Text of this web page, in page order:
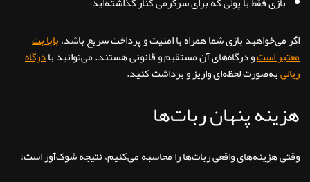
اگر می‌خواهید بازی شما همراه با امنیت و پرداخت سریع باشد،بابا بت
معتبر استو درگاه‌های آن مستقیم و قانونی هستند. می‌توانید بادرگاه
ریالیبه‌صورت لحظه‌ای واریز و برداشت کنید.
هزینه پنهان ربات‌ها
وقتی هزینه‌های واقعی ربات‌ها را محاسبه می‌کنیم، نتیجه شوک‌آور است: